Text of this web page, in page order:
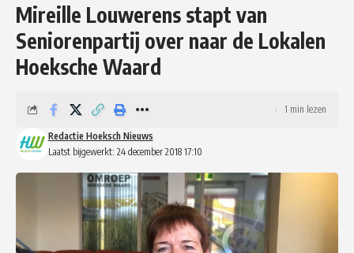
Mireille Louwerens stapt van
Seniorenpartij over naar de Lokalen
Hoeksche Waard
Laatst bijgewerkt: 24 december 2018 17:10
Redactie Hoeksch Nieuws
1 min lezen